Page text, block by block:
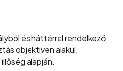
és háttérrel rendelkező
objektíven alakul,
alapján.